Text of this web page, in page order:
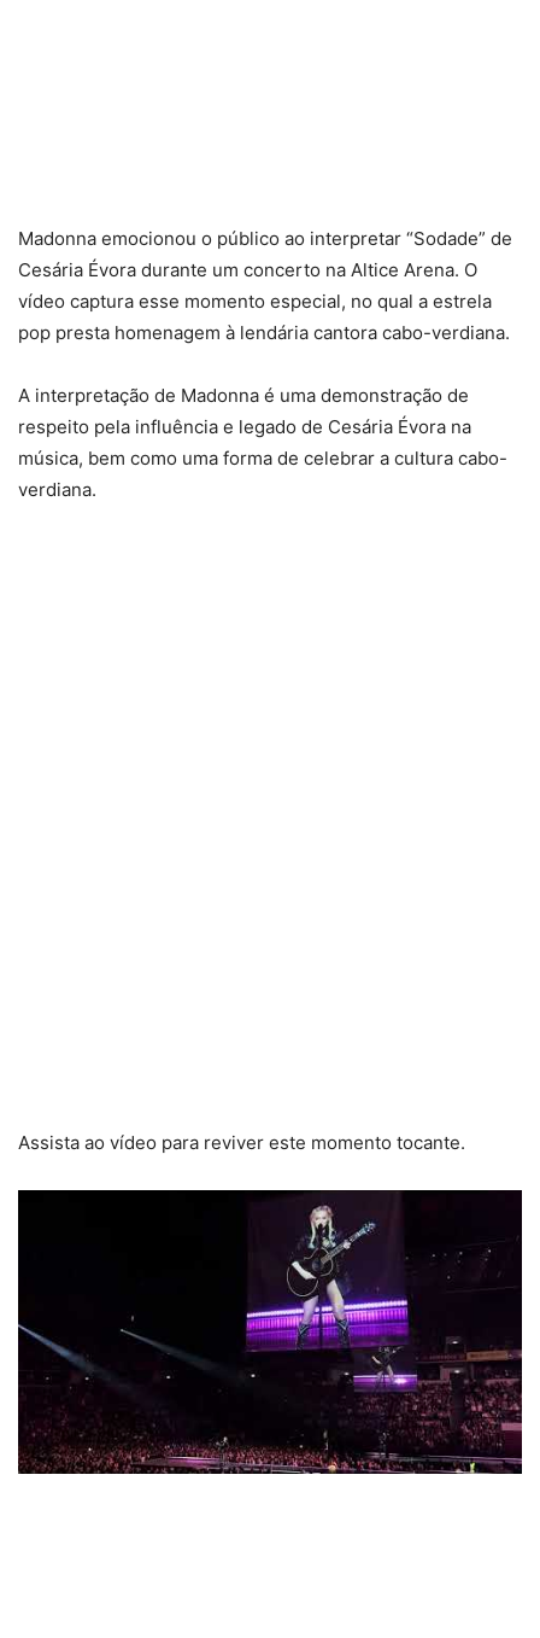
Madonna emocionou o público ao interpretar “Sodade” de
Cesária Évora durante um concerto na Altice Arena. O
vídeo captura esse momento especial, no qual a estrela
pop presta homenagem à lendária cantora cabo-verdiana.
A interpretação de Madonna é uma demonstração de
respeito pela influência e legado de Cesária Évora na
música, bem como uma forma de celebrar a cultura cabo-
verdiana.
Assista ao vídeo para reviver este momento tocante.